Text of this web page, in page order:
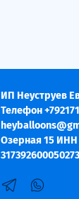
ИП Неуструев
Телефон
Озерная 15
317392600050273